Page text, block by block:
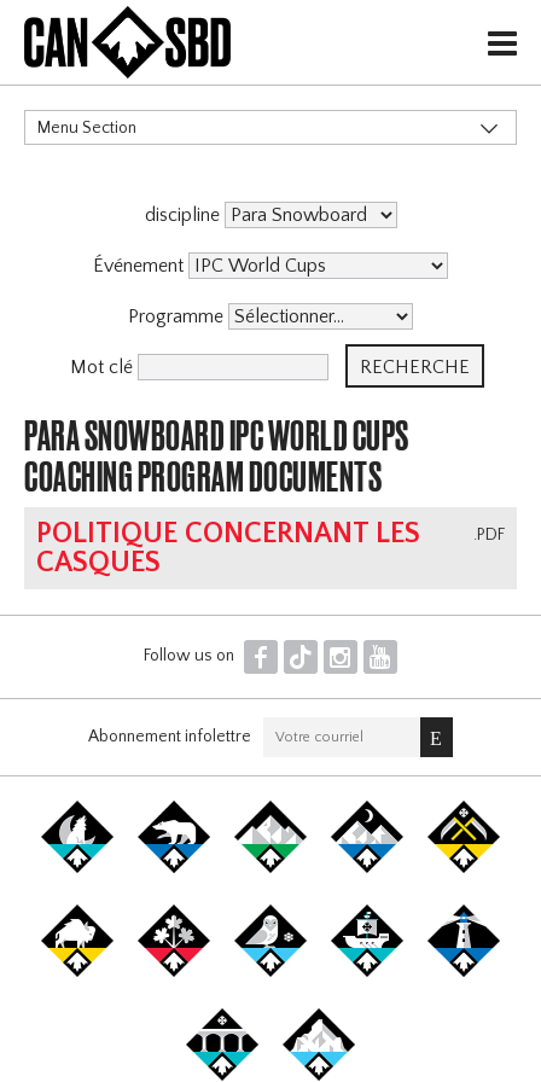
H
Menu Section
Événements & Compétitions
discipline
Événement
Programme
Mot clé
PARA SNOWBOARD IPC WORLD CUPS
COACHING PROGRAM DOCUMENTS
.PDF
POLITIQUE CONCERNANT LES
CASQUES
Follow us on F T I Y
Abonnement infolettre